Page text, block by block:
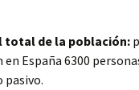
total de la población:
España 6300
pasivo.